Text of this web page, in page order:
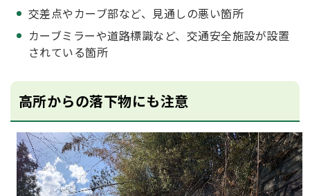
交差点やカーブ部など、見通しの悪い箇所
カーブミラーや道路標識など、交通安全施設が設置
されている箇所
高所からの落下物にも注意